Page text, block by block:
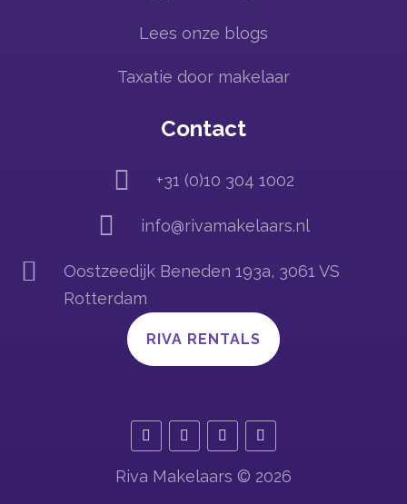
Lees onze blogs
Taxatie door makelaar
Contact
 +31 (0)10 304 1002
 info@rivamakelaars.nl

Oostzeedijk Beneden 193a, 3061 VS
Rotterdam
RIVA RENTALS
Riva Makelaars © 2026